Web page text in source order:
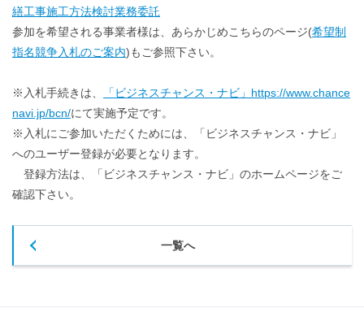
繕工事施工方法検討業務委託
参加を希望される事業者様は、あらかじめこちらのページ(希望制
指名競争入札のご案内)もご参照下さい。
※入札手続きは、
「ビジネスチャンス・ナビ」https://www.chance
navi.jp/bcn/にて実施予定です。
※入札にご参加いただくためには、「ビジネスチャンス・ナビ」
へのユーザー登録が必要となります。
登録方法は、「ビジネスチャンス・ナビ」のホームページをご
確認下さい。
一覧へ